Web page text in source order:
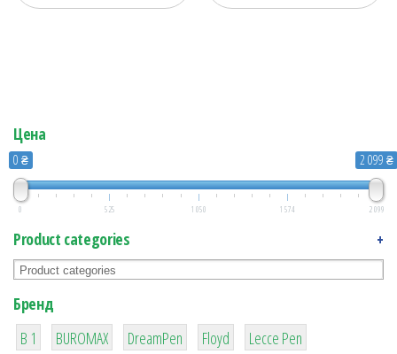
Цена
0 ₴ 2 099 ₴
0 525 1 050 1 574 2 099
Product categories +
Бренд
B 1
1
BUROMAX
1
DreamPen
2
Floyd
2
Lecce Pen